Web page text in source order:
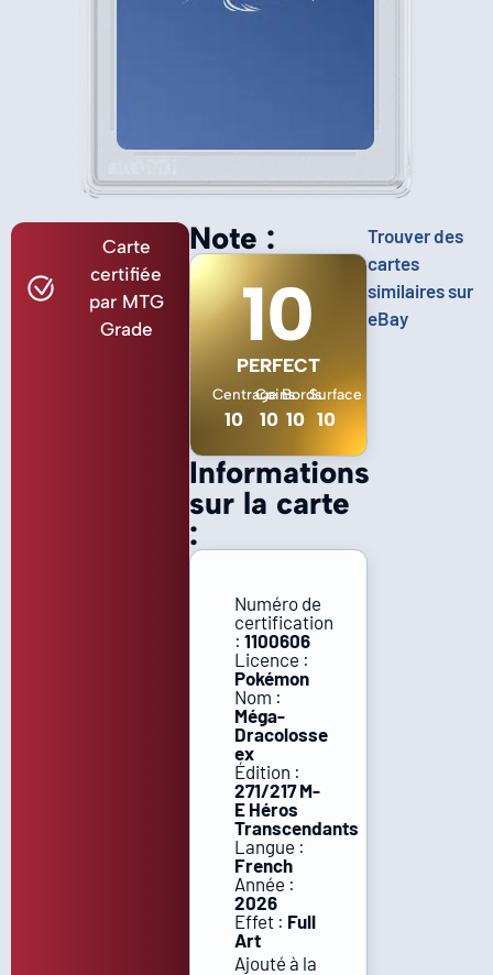
Carte
certifiée
par MTG
Grade
Informations
sur la carte
:
Numéro de
certification
: 1100606
Licence :
Pokémon
Nom :
Méga-
Dracolosse
ex
Édition :
271/217 M-
E Héros
Transcendants
Langue :
French
Année :
2026
Effet : Full
Art
Ajouté à la
Note :
10
PERFECT
Centrage
10
Coins
10
Bords
10
Surface
10
Trouver des
cartes
similaires sur
eBay